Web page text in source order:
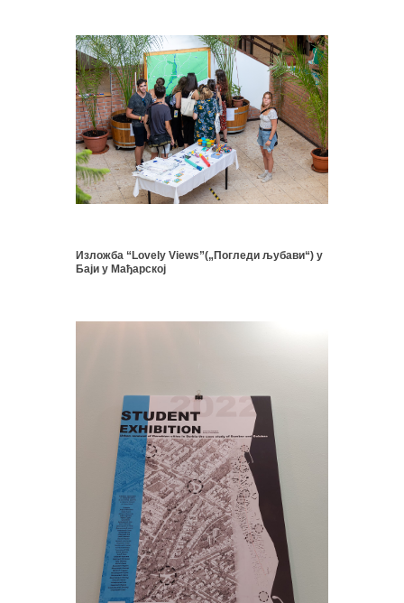
Изложба “Lovely Views”(„Погледи љубави“) у
Баји у Мађарскoj